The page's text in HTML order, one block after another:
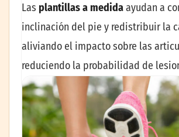
Las plantillas a medidaayudan a
inclinación del pie y redistribuir la
aliviando el impacto sobre las
reduciendo la probabilidad de